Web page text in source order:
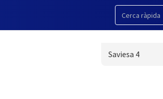
Saviesa 4